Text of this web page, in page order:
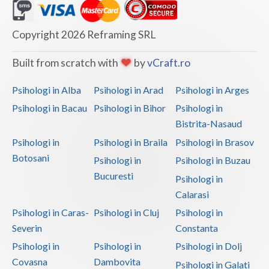
Psihoterapie - Interventie psihoterapeutica in ... (2)
Psihoterapie - Interventie psihoterapeutica in ... (2)
Psihoterapie - Interventie psihoterapeutica in ... (1)
Psihoterapie - Interventie psihoterapeutica in ... (1)
Psihoterapie - Interventie psihoterapeutica in ... (1)
Psihoterapie suportiva (1)
Psihoterapie, asistenta si consultanta psihologica (1)
Psihoterapie- Interventie psihoterapeutica in b... (2)
Psihoterapie/ consiliere online (via skype) (1)
Copyright 2026 Reframing SRL
Built from scratch with byvCraft.ro
Psihologi in Alba Psihologi in Arad
Psihologi in Arges
Psihologi in Bacau
Psihologi in Bihor
Psihologi in
Bistrita-Nasaud
Psihologi in
Botosani
Psihologi in Braila
Psihologi in Brasov
Psihologi in
Bucuresti
Psihologi in Buzau
Psihologi in
Calarasi
Psihologi in Caras-
Severin
Psihologi in Cluj
Psihologi in
Constanta
Psihologi in
Covasna
Psihologi in
Dambovita
Psihologi in Dolj
Psihologi in Galati